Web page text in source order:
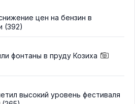
цен на бензин в
(392)
фонтаны в пруду Козиха
высокий уровень фестиваля